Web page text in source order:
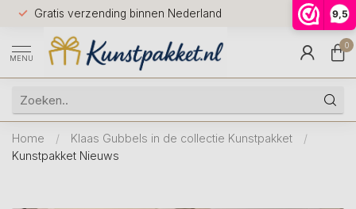
9,5
Gratis verzending binnen Nederland
Voor
huis
9.5
MENU
0
Home / Klaas Gubbels in de collectie Kunstpakket
/
Kunstpakket Nieuws